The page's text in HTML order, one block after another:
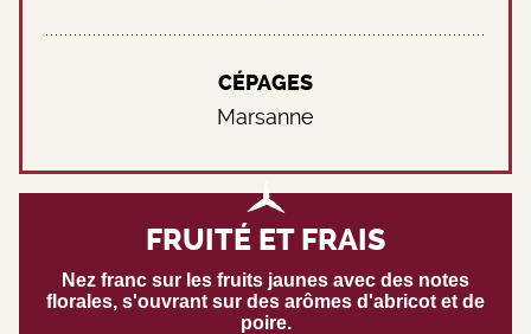
FRUITÉ ET FRAIS
Nez franc sur les fruits jaunes avec des notes
florales, s'ouvrant sur des arômes d'abricot et de
poire.
CÉPAGES
Marsanne